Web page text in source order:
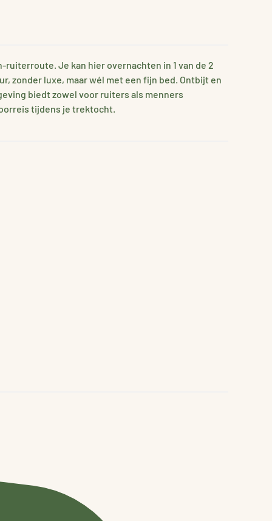
Je kan hier overnachten in 1 van de 2
zonder luxe, maar wél met een fijn bed. Ontbijt en
biedt zowel voor ruiters als menners
tijdens je trektocht.